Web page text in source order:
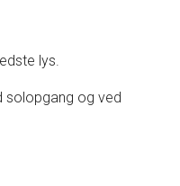
lys.
solopgang og ved